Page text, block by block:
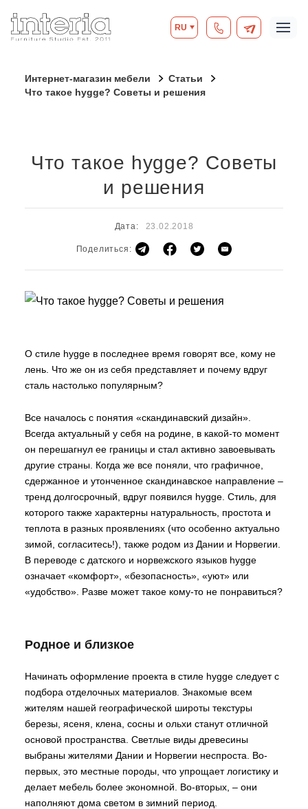
RU
Интернет-магазин мебели
Статьи
Что такое hygge? Советы и решения
Что такое hygge? Советы
и решения
Поделиться:
Дата: 23.02.2018
О стиле hygge в последнее время говорят все, кому не
лень. Что же он из себя представляет и почему вдруг
сталь настолько популярным?
Все началось с понятия «скандинавский дизайн».
Всегда актуальный у себя на родине, в какой-то момент
он перешагнул ее границы и стал активно завоевывать
другие страны. Когда же все поняли, что графичное,
сдержанное и утонченное скандинавское направление –
тренд долгосрочный, вдруг появился hygge. Стиль, для
которого также характерны натуральность, простота и
теплота в разных проявлениях (что особенно актуально
зимой, согласитесь!), также родом из Дании и Норвегии.
В переводе с датского и норвежского языков hygge
означает «комфорт», «безопасность», «уют» или
«удобство». Разве может такое кому-то не понравиться?
Родное и близкое
Начинать оформление проекта в стиле hygge следует с
подбора отделочных материалов. Знакомые всем
жителям нашей географической широты текстуры
березы, ясеня, клена, сосны и ольхи станут отличной
основой пространства. Светлые виды древесины
выбраны жителями Дании и Норвегии неспроста. Во-
первых, это местные породы, что упрощает логистику и
делает мебель более экономной. Во-вторых, – они
наполняют дома светом в зимний период.